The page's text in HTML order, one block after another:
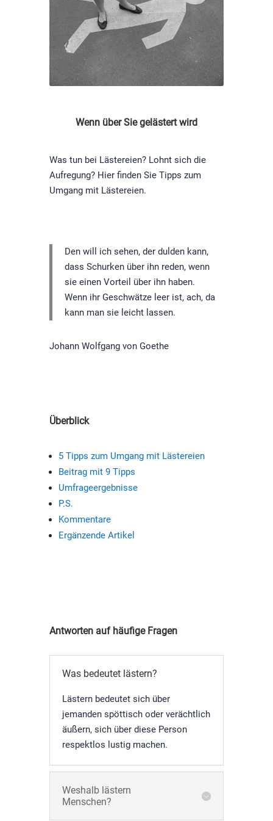
Wenn über Sie gelästert wird
Was tun bei Lästereien? Lohnt sich die
Aufregung? Hier finden Sie Tipps zum
Umgang mit Lästereien.
Den will ich sehen, der dulden kann,
dass Schurken über ihn reden, wenn
sie einen Vorteil über ihn haben.
Wenn ihr Geschwätze leer ist, ach, da
kann man sie leicht lassen.
Johann Wolfgang von Goethe
Überblick
5 Tipps zum Umgang mit Lästereien
Beitrag mit 9 Tipps
Umfrageergebnisse
P.S.
Kommentare
Ergänzende Artikel
Antworten auf häufige Fragen
Was bedeutet lästern?
Lästern bedeutet sich über
jemanden spöttisch oder verächtlich
äußern, sich über diese Person
respektlos lustig machen.
Weshalb lästern
Menschen?